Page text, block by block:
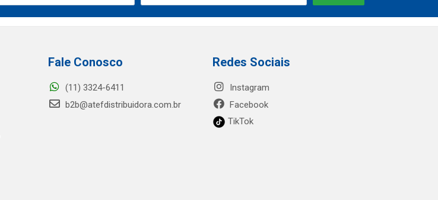
Fale Conosco
(11) 3324-6411
b2b@atefdistribuidora.com.br
Redes Sociais
Instagram
Facebook
TikTok